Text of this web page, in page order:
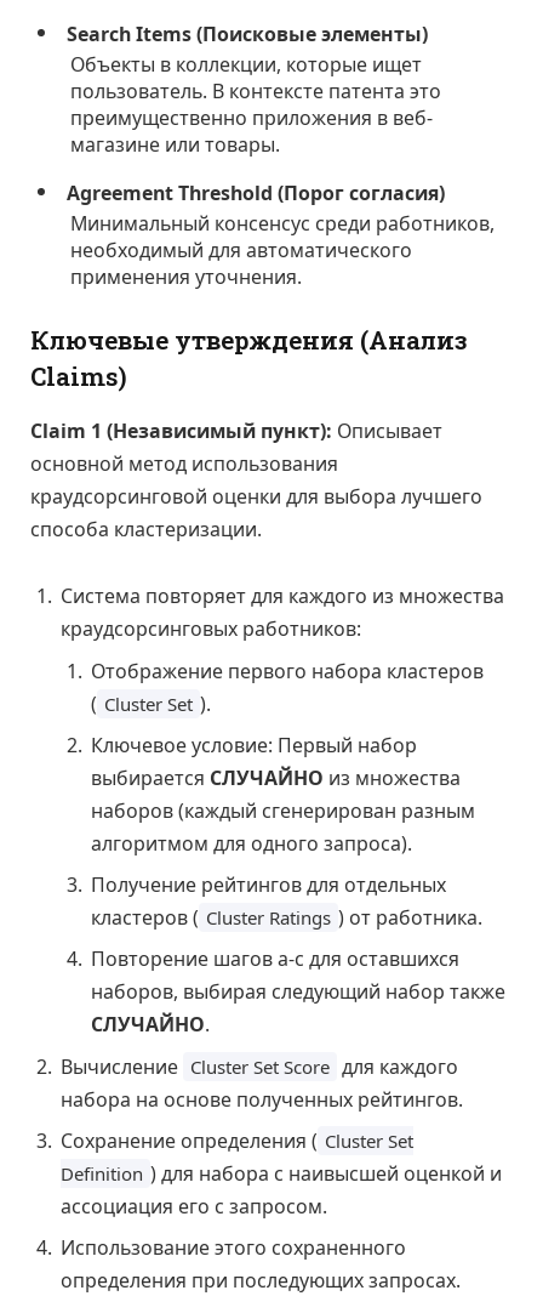
Search Items (Поисковые элементы)
Объекты в коллекции, которые ищет
пользователь. В контексте патента это
преимущественно приложения в веб-
магазине или товары.
Agreement Threshold (Порог согласия)
Минимальный консенсус среди работников,
необходимый для автоматического
применения уточнения.
Ключевые утверждения (Анализ
Claims)
Claim 1 (Независимый пункт): Описывает
основной метод использования
краудсорсинговой оценки для выбора лучшего
способа кластеризации.
Система повторяет для каждого из множества
краудсорсинговых работников:
Отображение первого набора кластеров
( Cluster Set ).
Ключевое условие: Первый набор
выбирается СЛУЧАЙНО из множества
наборов (каждый сгенерирован разным
алгоритмом для одного запроса).
Получение рейтингов для отдельных
кластеров ( Cluster Ratings ) от работника.
Повторение шагов a-c для оставшихся
наборов, выбирая следующий набор также
СЛУЧАЙНО.
Вычисление Cluster Set Score для каждого
набора на основе полученных рейтингов.
Сохранение определения ( Cluster Set
Definition ) для набора с наивысшей оценкой и
ассоциация его с запросом.
Использование этого сохраненного
определения при последующих запросах.